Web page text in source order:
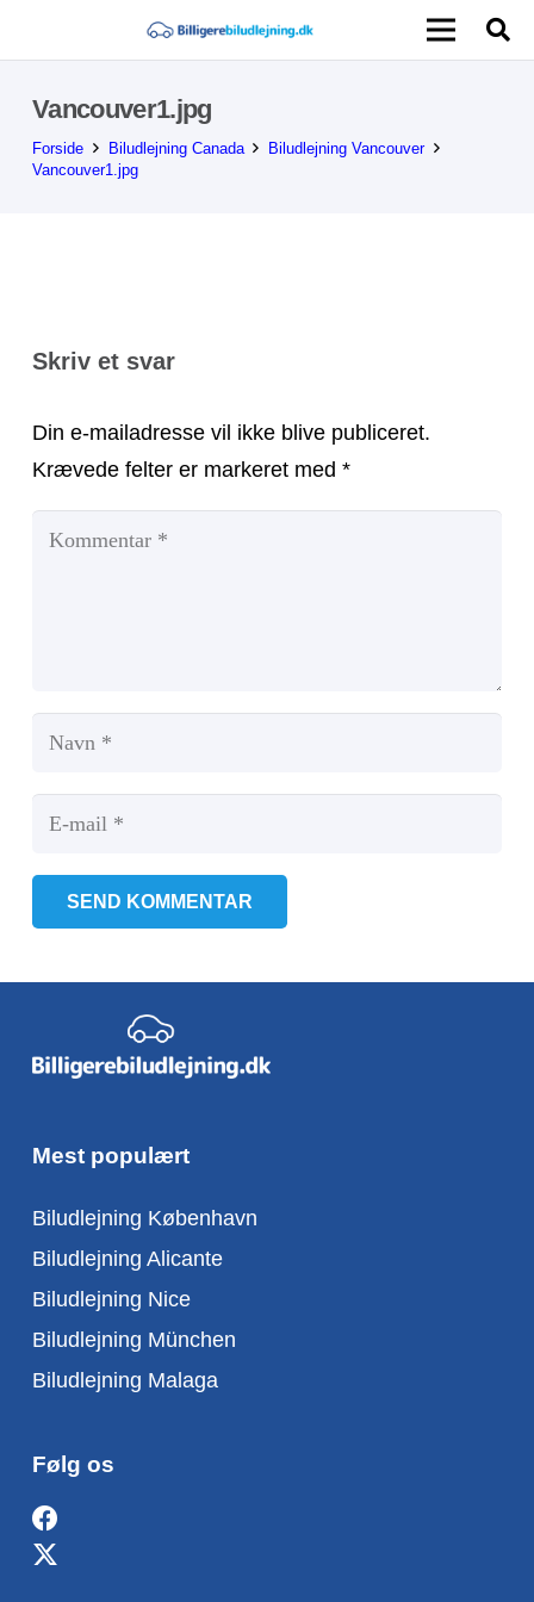
Vancouver1.jpg
Forside Biludlejning Canada
Biludlejning Vancouver
Vancouver1.jpg
Skriv et svar
Din e-mailadresse vil ikke blive publiceret.
Krævede felter er markeret med *
SEND KOMMENTAR
Mest populært
Biludlejning København
Biludlejning Alicante
Biludlejning Nice
Biludlejning München
Biludlejning Malaga
Følg os